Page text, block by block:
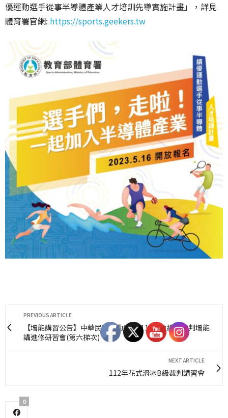
優運動選手從事半導體產業人才培訓先導實施計畫」，詳見
體育署官網: https://sports.geekers.tw
PREVIOUS ARTICLE
【增能講習公告】中華民國運動總會-112年教練暨裁判增能
講進修研習會(第六梯次)
NEXT ARTICLE
112年花式滑冰B級裁判講習會
0